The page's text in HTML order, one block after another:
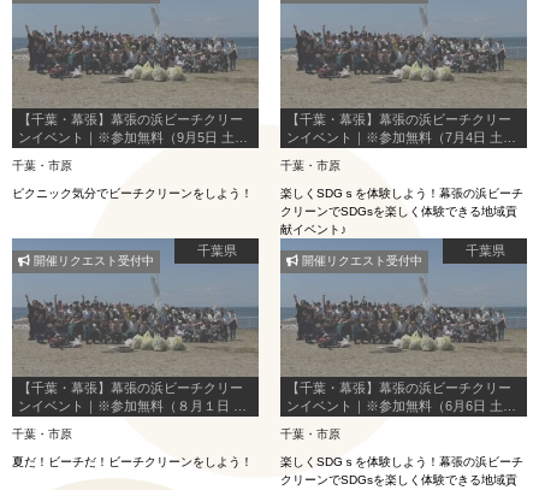
【千葉・幕張】幕張の浜ビーチクリー
ンイベント｜※参加無料（9月5日 土曜
千葉・市原
ピクニック気分でビーチクリーンをしよう！
【千葉・幕張】幕張の浜ビーチクリー
ンイベント｜※参加無料（7月4日 土曜
千葉・市原
楽しくSDGｓを体験しよう！幕張の浜ビーチ
クリーンでSDGsを楽しく体験できる地域貢
献イベント♪
千葉県
【千葉・幕張】幕張の浜ビーチクリー
ンイベント｜※参加無料（８月１日 土
千葉・市原
夏だ！ビーチだ！ビーチクリーンをしよう！
開催リクエスト受付中
千葉県
【千葉・幕張】幕張の浜ビーチクリー
ンイベント｜※参加無料（6月6日 土曜
千葉・市原
楽しくSDGｓを体験しよう！幕張の浜ビーチ
クリーンでSDGsを楽しく体験できる地域貢
開催リクエスト受付中